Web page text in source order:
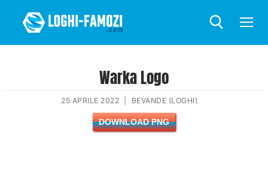
Warka Logo
25 APRILE 2022 BEVANDE (LOGHI)
DOWNLOAD PNG